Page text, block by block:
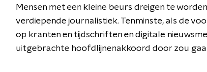
Mensen met een kleine beurs dreigen te
verdiepende journalistiek. Tenminste, als de
op kranten en tijdschriften en digitale
uitgebrachte hoofdlijnenakkoord door zou